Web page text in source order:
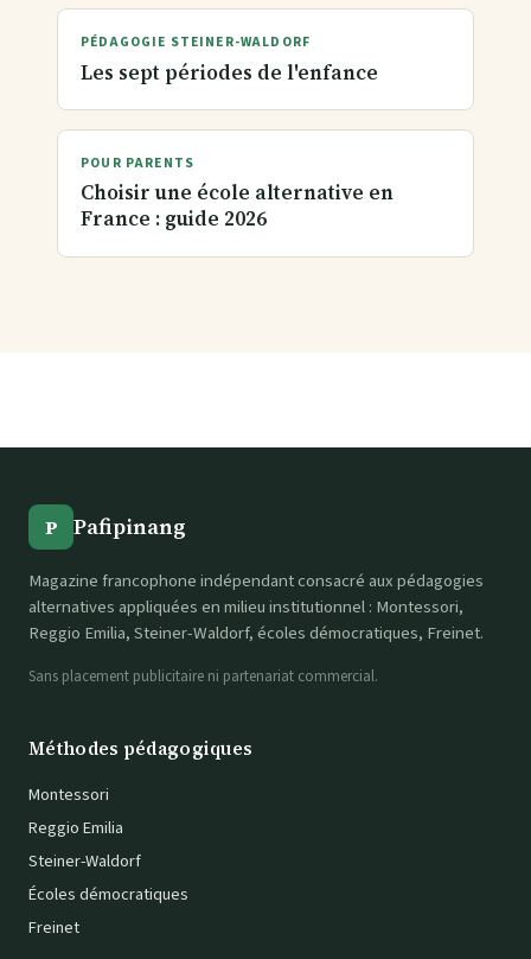
PÉDAGOGIE STEINER-WALDORF
Les sept périodes de l'enfance
POUR PARENTS
Choisir une école alternative en
France : guide 2026
P Pafipinang
Magazine francophone indépendant consacré aux pédagogies
alternatives appliquées en milieu institutionnel : Montessori,
Reggio Emilia, Steiner-Waldorf, écoles démocratiques, Freinet.
Sans placement publicitaire ni partenariat commercial.
Méthodes pédagogiques
Montessori
Reggio Emilia
Steiner-Waldorf
Écoles démocratiques
Freinet